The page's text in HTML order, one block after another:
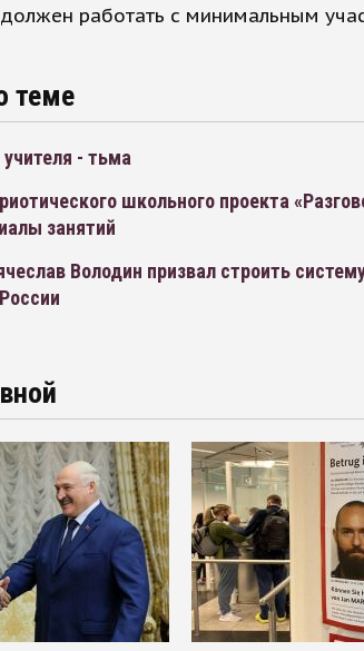
должен работать с минимальным
теме
- тьма
школьного проекта
занятий
Володин призвал строить